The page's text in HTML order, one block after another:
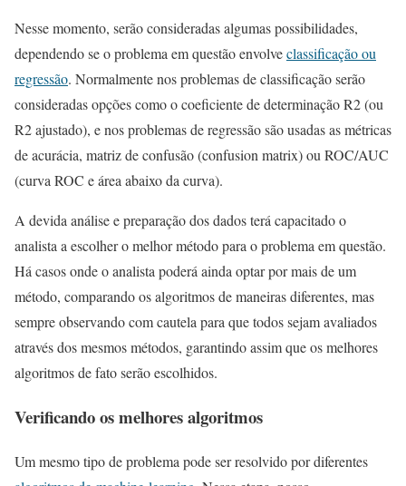
Nesse momento, serão consideradas algumas possibilidades,
dependendo se o problema em questão envolveclassificação ou
regressão. Normalmente nos problemas de classificação serão
consideradas opções como o coeficiente de determinação R2 (ou
R2 ajustado), e nos problemas de regressão são usadas as métricas
de acurácia, matriz de confusão (confusion matrix) ou ROC/AUC
(curva ROC e área abaixo da curva).
A devida análise e preparação dos dados terá capacitado o
analista a escolher o melhor método para o problema em questão.
Há casos onde o analista poderá ainda optar por mais de um
método, comparando os algoritmos de maneiras diferentes, mas
sempre observando com cautela para que todos sejam avaliados
através dos mesmos métodos, garantindo assim que os melhores
algoritmos de fato serão escolhidos.
Verificando os melhores algoritmos
Um mesmo tipo de problema pode ser resolvido por diferentes